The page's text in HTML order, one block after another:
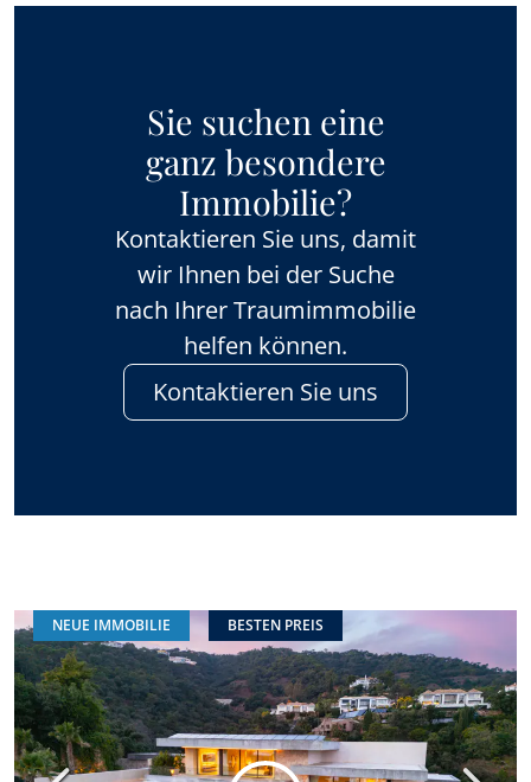
Sie suchen eine
ganz besondere
Immobilie?
Kontaktieren Sie uns, damit
wir Ihnen bei der Suche
nach Ihrer Traumimmobilie
helfen können.
Kontaktieren Sie uns
NEUE IMMOBILIE BESTEN PREIS